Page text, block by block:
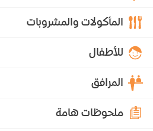
المأكولات والمشروبات
للأطفال
المرافق
ملحوظات هامة